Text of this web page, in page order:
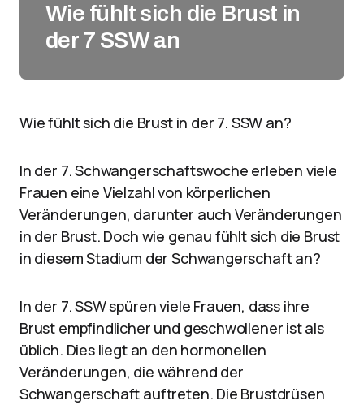
Wie fühlt sich die Brust in
der 7 SSW an
Wie fühlt sich die Brust in der 7. SSW an?
In der 7. Schwangerschaftswoche erleben viele
Frauen eine Vielzahl von körperlichen
Veränderungen, darunter auch Veränderungen
in der Brust. Doch wie genau fühlt sich die Brust
in diesem Stadium der Schwangerschaft an?
In der 7. SSW spüren viele Frauen, dass ihre
Brust empfindlicher und geschwollener ist als
üblich. Dies liegt an den hormonellen
Veränderungen, die während der
Schwangerschaft auftreten. Die Brustdrüsen